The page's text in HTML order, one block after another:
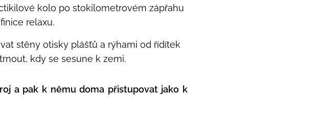
kolo po stokilometrovém zápřahu
relaxu.
stěny otisky plášťů a rýhami od řídítek
kdy se sesune k zemi.
a pak k němu doma přistupovat jako k